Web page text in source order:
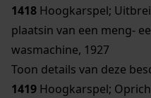
1418 Hoogkarspel;
plaatsin van een meng-
wasmachine, 1927
Toon details van deze
1419 Hoogkarspel;